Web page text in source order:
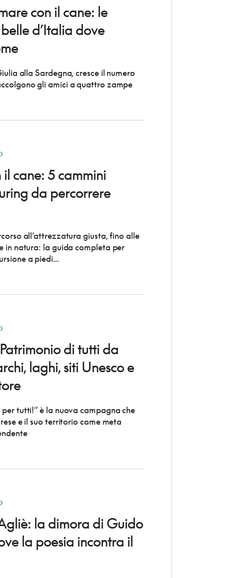
con il cane: le
d’Italia dove
alla Sardegna, cresce il numero
gli amici a quattro zampe
il cane: 5 cammini
da percorrere
all’attrezzatura giusta, fino alle
in natura: la guida completa per
a piedi...
di tutti da
laghi, siti Unesco e
per tutti!” è la nuova campagna che
e il suo territorio come meta
la dimora di Guido
la poesia incontra il